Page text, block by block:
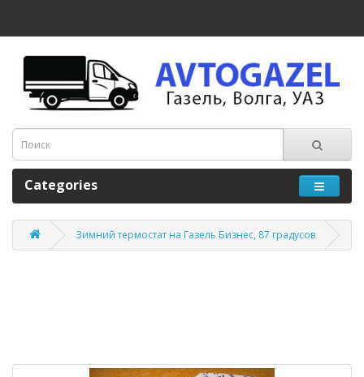
Categories
Зимний термостат на Газель Бизнес, 87 градусов